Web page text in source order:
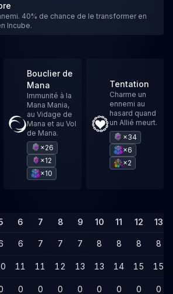
40% de chance de le transformer en
Incube.
Bouclier de
Mana
Immunité à la
Mana Mania,
au Vidage de
Mana et au Vol
de Mana.
×26
×12
×10
Tentation
Charme un
ennemi au
hasard quand
un Allié meurt.
×34
×6
×2
6 7 8 9 10 11 12 13
6 7 7 7 8 8 8 8
11 11 12 13 13 14 15 15
0 0 0 0 0 0 0 0